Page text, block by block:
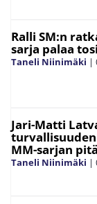
Ralli SM:n
sarja palaa
Taneli Niinimäki |
Jari-Matti
MM-sarjan
Taneli Niinimäki |